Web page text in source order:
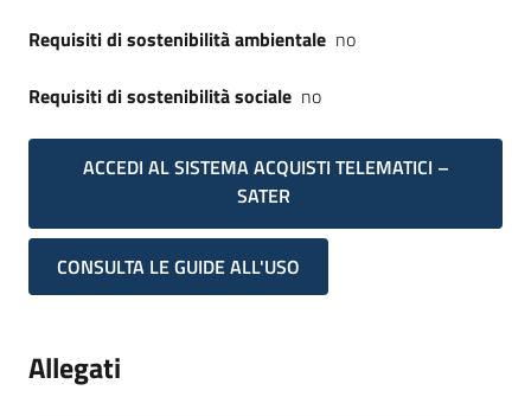
Requisiti di sostenibilità ambientale no
Requisiti di sostenibilità sociale no
ACCEDI AL SISTEMA ACQUISTI TELEMATICI –
SATER
CONSULTA LE GUIDE ALL'USO
Allegati